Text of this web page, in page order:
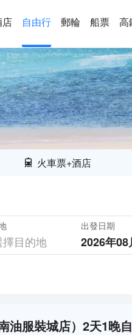
店 自由行 郵輪 船票 高
火車票+酒店
出發日期
2026年08
油服裝城店）2天1晚